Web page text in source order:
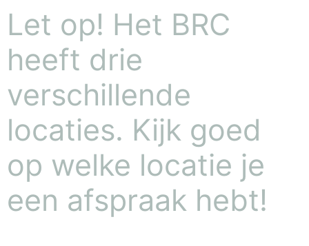
Let op! Het BRC
heeft drie
verschillende
locaties. Kijk goed
op welke locatie je
een afspraak hebt!